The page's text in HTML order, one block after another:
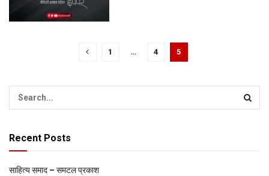
1 … 4 5
Recent Posts
साहित्य समाद – समटल प्रकाश